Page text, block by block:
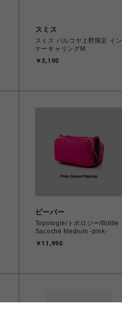
スミス
スミス パルコヤ上野限定 イン
ナーキャリングM
￥3,190
ビーバー
Topologie/トポロジー/Bottle
Sacoche Medium -pink-
￥11,990